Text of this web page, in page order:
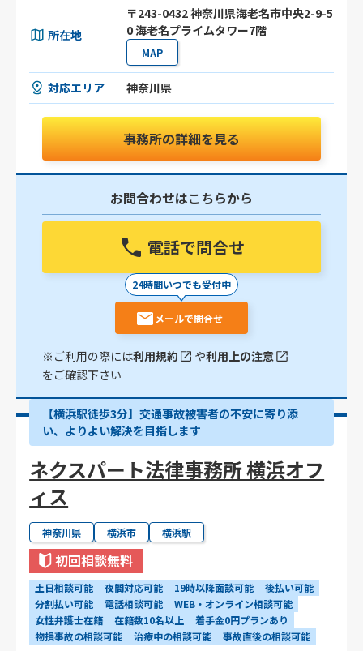
所在地
〒243-0432 神奈川県海老名市中央2-9-5
0 海老名プライムタワー7階
MAP
対応エリア 神奈川県
事務所の詳細を見る
お問合わせはこちらから
電話で問合せ
24時間いつでも受付中
メールで問合せ
※ご利用の際には利用規約 や利用上の注意
をご確認下さい
【横浜駅徒歩3分】交通事故被害者の不安に寄り添
い、よりよい解決を目指します
ネクスパート法律事務所 横浜オフ
ィス
神奈川県 横浜市 横浜駅
初回相談無料
土日相談可能 夜間対応可能 19時以降面談可能
後払い可能
分割払い可能
電話相談可能
WEB・オンライン相談可能
女性弁護士在籍
在籍数10名以上
着手金0円プランあり
物損事故の相談可能
治療中の相談可能 事故直後の相談可能